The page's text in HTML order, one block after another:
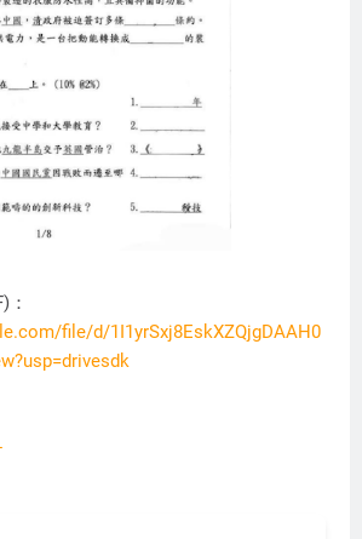
file/d/1I1yrSxj8EskXZQjgDAAH0